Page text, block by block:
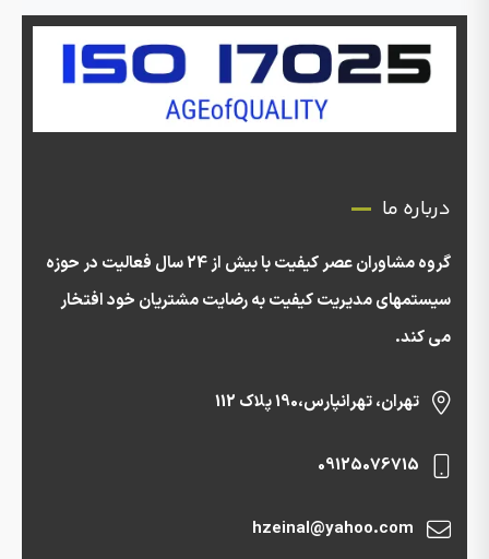
درباره ما
گروه مشاوران عصر کیفیت با بیش از 24 سال فعالیت در حوزه
سیستمهای مدیریت کیفیت به رضایت مشتریان خود افتخار
می کند.
تهران، تهرانپارس،190 پلاک 112
09125076715
hzeinal@yahoo.com